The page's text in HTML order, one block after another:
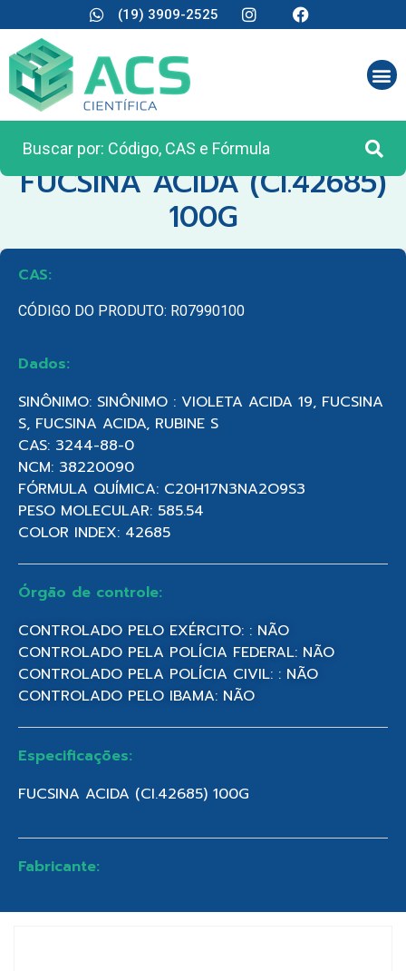
(19) 3909-2525
CATEGORIA:REAGENTES ANALÍTICOS
FUCSINA ACIDA (CI.42685)
100G
CAS:
CÓDIGO DO PRODUTO: R07990100
Dados:
SINÔNIMO: SINÔNIMO : VIOLETA ACIDA 19, FUCSINA
S, FUCSINA ACIDA, RUBINE S
CAS: 3244-88-0
NCM: 38220090
FÓRMULA QUÍMICA: C20H17N3NA2O9S3
PESO MOLECULAR: 585.54
COLOR INDEX: 42685
Órgão de controle:
CONTROLADO PELO EXÉRCITO: : NÃO
CONTROLADO PELA POLÍCIA FEDERAL: NÃO
CONTROLADO PELA POLÍCIA CIVIL: : NÃO
CONTROLADO PELO IBAMA: NÃO
Especificações:
FUCSINA ACIDA (CI.42685) 100G
Fabricante: